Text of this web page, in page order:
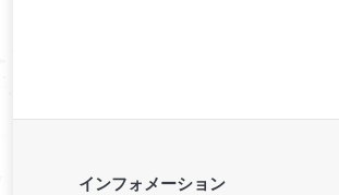
インフォメーション